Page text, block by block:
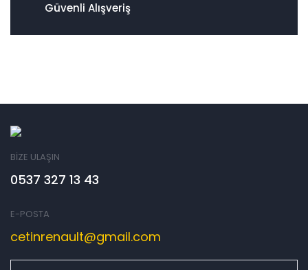
Güvenli Alışveriş
BİZE ULAŞIN
0537 327 13 43
E-POSTA
cetinrenault@gmail.com